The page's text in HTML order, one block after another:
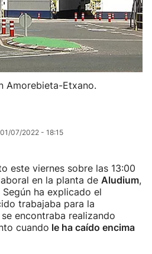
Amorebieta-Etxano.
01/07/2022 - 18:15
este viernes sobre las 13:00
en la planta de Aludium,
ha explicado el
trabajaba para la
se encontraba realizando
cuando le ha caído encima